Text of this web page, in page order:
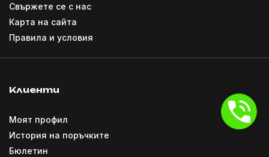
Свържете се с нас
Карта на сайта
Правила и условия
Клиенти
Моят профил
История на поръчките
Бюлетин